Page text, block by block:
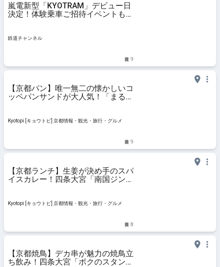
嵐電新型「KYOTRAM」デビュー日
決定！体験乗車ご招待イベントも開
鉄道チャンネル
9
【京都パン】唯一無二の懐かしいコ
ッペパンサンドが大人気！「まるき
Kyotopi [キョウトピ] 京都情報・観光・旅行・グルメ
9
【京都ランチ】生姜が決め手のスパ
イスカレー！四条大宮「南国ジンジ
Kyotopi [キョウトピ] 京都情報・観光・旅行・グルメ
8
【京都焼鳥】デカ串が魅力の焼鳥立
ち飲み！四条大宮「ボクのスタン